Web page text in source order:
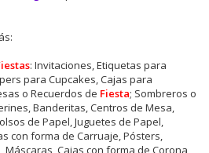
: Invitaciones, Etiquetas para
para Cupcakes, Cajas para
o Recuerdos de Fiesta; Sombreros o
Banderitas, Centros de Mesa,
de Papel, Juguetes de Papel,
con forma de Carruaje, Pósters,
Cajas con forma de Corona,